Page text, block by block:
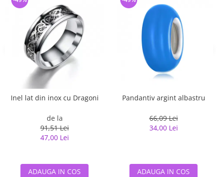
Inel lat din inox cu Dragoni
de la
91,51 Lei
47,00 Lei
ADAUGA IN COS
Pandantiv argint albastru
66,09 Lei
34,00 Lei
ADAUGA IN COS